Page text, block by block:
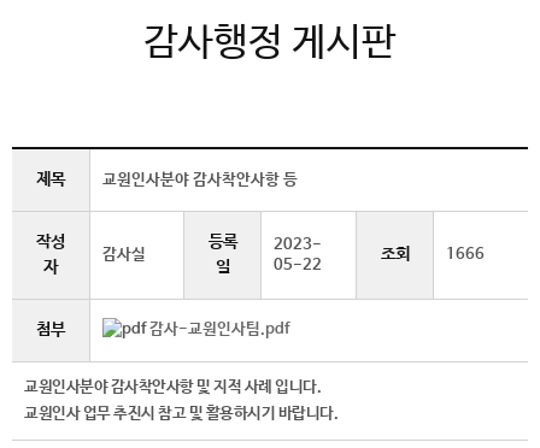
감사행정 게시판
제목 교원인사분야 감사착안사항 등
작성
자
감사실
등록
일
2023-
05-22
조회 1666
첨부 감사-교원인사팀.pdf
교원인사분야 감사착안사항 및 지적 사례 입니다.
교원인사 업무 추진시 참고 및 활용하시기 바랍니다.